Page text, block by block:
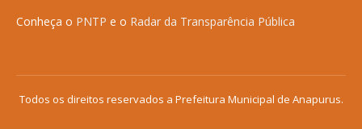
Conheça o PNTP e o Radar da Transparência Pública
Todos os direitos reservados a Prefeitura Municipal de Anapurus.